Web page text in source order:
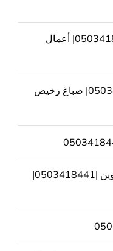
تركيب عشب صناعي العين |0503418441| أعمال
شركة صبغ في الشارقة |0503418441| صباغ رخيص
تكسير وترميم حمامات في ام القيوين |0503418441|